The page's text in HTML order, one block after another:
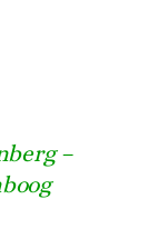
–